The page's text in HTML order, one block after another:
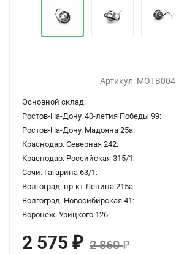
Артикул: МОТВ004
Основной склад:
Ростов-На-Дону. 40-летия Победы 99:
Ростов-На-Дону. Мадояна 25а:
Краснодар. Северная 242:
Краснодар. Российская 315/1:
Сочи. Гагарина 63/1:
Волгоград. пр-кт Ленина 215а:
Волгоград. Новосибирская 41:
Воронеж. Урицкого 126:
2 575 ₽ 2 860₽